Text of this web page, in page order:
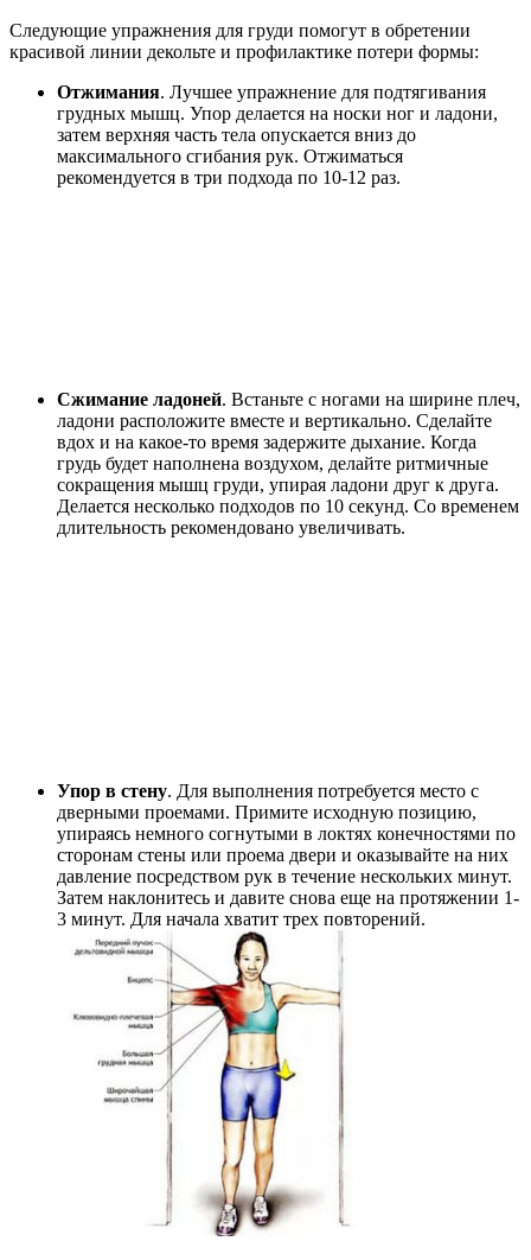
Следующие упражнения для груди помогут в обретении
красивой линии декольте и профилактике потери формы:
Отжимания. Лучшее упражнение для подтягивания
грудных мышц. Упор делается на носки ног и ладони,
затем верхняя часть тела опускается вниз до
максимального сгибания рук. Отжиматься
рекомендуется в три подхода по 10-12 раз.
Сжимание ладоней. Встаньте с ногами на ширине плеч,
ладони расположите вместе и вертикально. Сделайте
вдох и на какое-то время задержите дыхание. Когда
грудь будет наполнена воздухом, делайте ритмичные
сокращения мышц груди, упирая ладони друг к друга.
Делается несколько подходов по 10 секунд. Со временем
длительность рекомендовано увеличивать.
Упор в стену. Для выполнения потребуется место с
дверными проемами. Примите исходную позицию,
упираясь немного согнутыми в локтях конечностями по
сторонам стены или проема двери и оказывайте на них
давление посредством рук в течение нескольких минут.
Затем наклонитесь и давите снова еще на протяжении 1-
3 минут. Для начала хватит трех повторений.